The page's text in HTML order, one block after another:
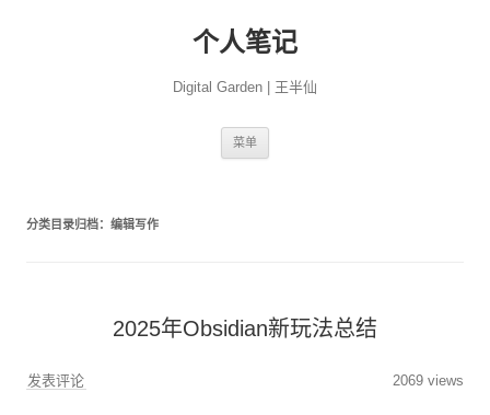
个人笔记
Digital Garden | 王半仙
菜单
分类目录归档： 编辑写作
2025年Obsidian新玩法总结
发表评论 2069 views